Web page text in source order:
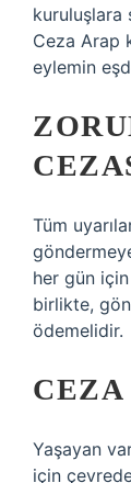
kuruluşlara
Ceza Arap
eylemin
Tüm
her gün için
birlikte,
ödemelidir.
CEZA
Yaşayan
için